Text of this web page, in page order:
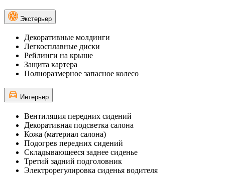
Экстерьер
Декоративные молдинги
Легкосплавные диски
Рейлинги на крыше
Защита картера
Полноразмерное запасное колесо
Интерьер
Вентиляция передних сидений
Декоративная подсветка салона
Кожа (материал салона)
Подогрев передних сидений
Складывающееся заднее сиденье
Третий задний подголовник
Электрорегулировка сиденья водителя